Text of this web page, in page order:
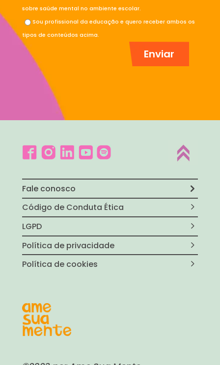
sobre saúde mental no ambiente escolar.
Sou profissional da educação e quero receber ambos os
tipos de conteúdos acima.
Fale conosco
Código de Conduta Ética
LGPD
Política de privacidade
Política de cookies